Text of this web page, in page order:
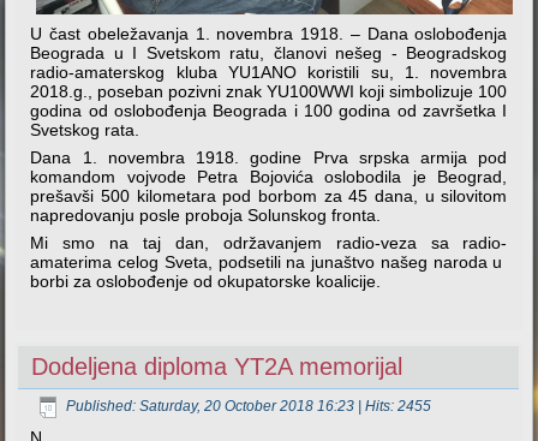
U čast obeležavanja 1. novembra 1918. – Dana oslobođenja
Beograda u I Svetskom ratu, članovi nešeg - Beogradskog
radio-amaterskog kluba YU1ANO koristili su, 1. novembra
2018.g., poseban pozivni znak YU100WWI koji simbolizuje 100
godina od oslobođenja Beograda i 100 godina od završetka I
Svetskog rata.
Dana 1. novembra 1918. godine Prva srpska armija pod
komandom vojvode Petra Bojovića oslobodila je Beograd,
prešavši 500 kilometara pod borbom za 45 dana, u silovitom
napredovanju posle proboja Solunskog fronta.
Mi smo na taj dan, održavanjem radio-veza sa radio-
amaterima celog Sveta, podsetili na junaštvo našeg naroda u
borbi za oslobođenje od okupatorske koalicije.
Dodeljena diploma YT2A memorijal
Published: Saturday, 20 October 2018 16:23 | Hits: 2455